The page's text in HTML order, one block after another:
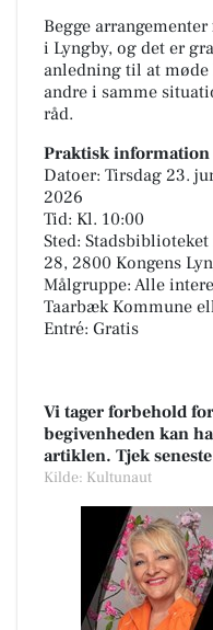
Begge
i Lyngby, og det er
anledning til at møde
andre i samme
råd.
Praktisk information
Datoer: Tirsdag 23.
2026
Tid: Kl. 10:00
Sted:
28, 2800 Kongens
Målgruppe: Alle
Taarbæk Kommune
Entré: Gratis
Vi tager forbehold
begivenheden kan
artiklen. Tjek
Kilde: Kultunaut